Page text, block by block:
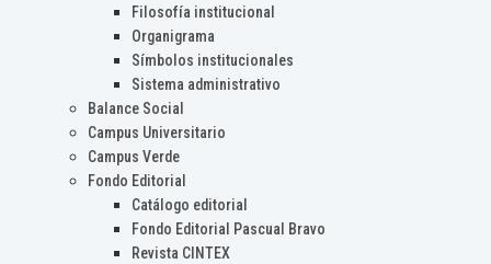
Filosofía institucional
Organigrama
Símbolos institucionales
Sistema administrativo
Balance Social
Campus Universitario
Campus Verde
Fondo Editorial
Catálogo editorial
Fondo Editorial Pascual Bravo
Revista CINTEX